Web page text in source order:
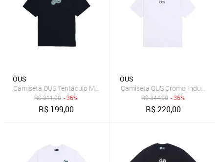
ÖUS
Camiseta OUS Tentáculo Masculina Preto
R$311,00 - 36%
R$ 199,00
ÖUS
Camiseta OUS Cromo
R$344,00 - 36%
R$220,00